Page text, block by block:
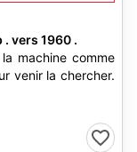
vers 1960 .
machine comme
venir la chercher.